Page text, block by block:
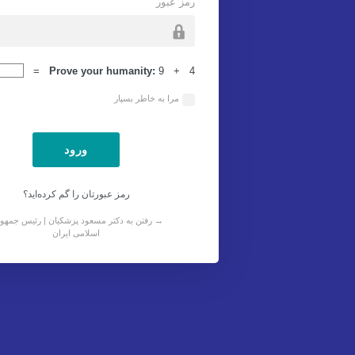
ورود Prove your humanity: 9 + 4 =
مرا به خاطر بسپار
رمز عبورتان را گم کرده‌اید؟
→ رفتن به دکتر مسعود پزشکیان | رئیس
اسلامی ایران